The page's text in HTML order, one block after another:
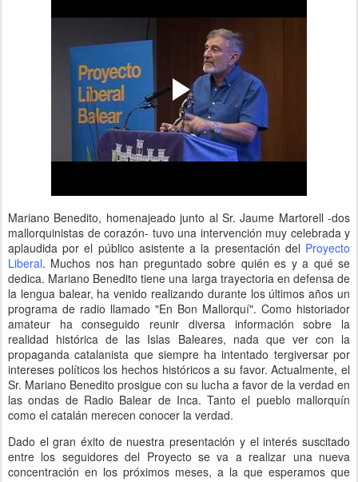
Mariano Benedito, homenajeado junto al Sr. Jaume Martorell -dos
mallorquinistas de corazón- tuvo una intervención muy celebrada y
aplaudida por el público asistente a la presentación del Proyecto
Liberal. Muchos nos han preguntado sobre quién es y a qué se
dedica. Mariano Benedito tiene una larga trayectoria en defensa de
la lengua balear, ha venido realizando durante los últimos años un
programa de radio llamado "En Bon Mallorquí". Como historiador
amateur ha conseguido reunir diversa información sobre la
realidad histórica de las Islas Baleares, nada que ver con la
propaganda catalanista que siempre ha intentado tergiversar por
intereses políticos los hechos históricos a su favor. Actualmente, el
Sr. Mariano Benedito prosigue con su lucha a favor de la verdad en
las ondas de Radio Balear de Inca. Tanto el pueblo mallorquín
como el catalán merecen conocer la verdad.
Dado el gran éxito de nuestra presentación y el interés suscitado
entre los seguidores del Proyecto se va a realizar una nueva
concentración en los próximos meses, a la que esperamos que